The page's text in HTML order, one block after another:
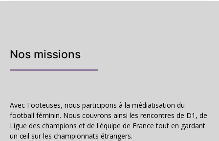
Nos missions
Avec Footeuses, nous participons à la médiatisation du
football féminin. Nous couvrons ainsi les rencontres de D1, de
Ligue des champions et de l'équipe de France tout en gardant
un œil sur les championnats étrangers.